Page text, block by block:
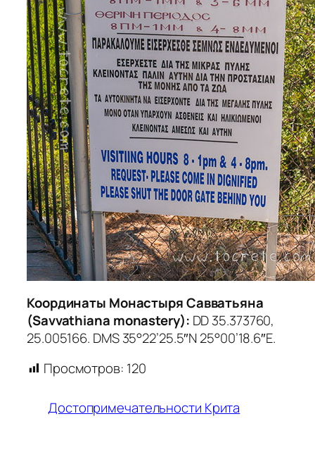
Координаты Монастыря Савватьяна
(Savvathiana monastery): DD 35.373760,
25.005166. DMS 35°22’25.5″N 25°00’18.6″E.
Просмотров: 120
Достопримечательности Крита